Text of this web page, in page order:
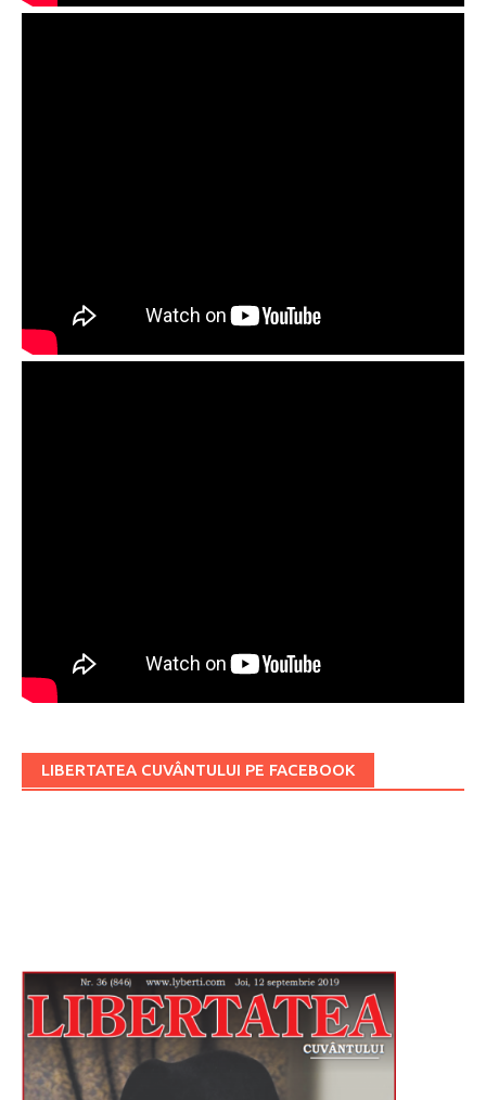
LIBERTATEA CUVÂNTULUI PE FACEBOOK